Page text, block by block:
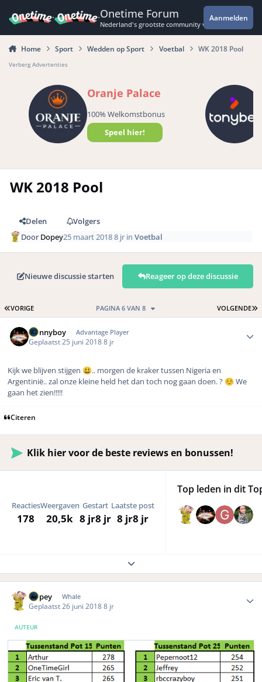
Onetime Forum
Nederland's grootste community voor de
Aanmelden
Home Sport Wedden op Sport Voetbal WK 2018 Pool
Verberg Advertenties
Oranje Palace
100% Welkomstbonus
Speel hier!
WK 2018 Pool
Delen
Volgers
DoorDopey25 maart 20188 jr inVoetbal
Nieuwe discussie starten Reageer op deze discussie
EERSTE PAGINA
VORIGE VOLGENDE
PAGINA 6 VAN 8
Dannyboy Advantage Player
Geplaatst 25 juni 20188 jr
Kijk we blijven stijgen 😃.. morgen de kraker tussen Nigeria en
Argentinië.. zal onze kleine held het dan toch nog gaan doen. ? ☺️ We
gaan het zien!!!!!
Citeren
Klik hier voor de beste reviews en bonussen!
Reacties
178
Weergaven
20,5k
Gestart
8 jr8 jr
Laatste post
8 jr8 jr
Top leden in dit
Expand topic overview
Dopey Whale
Geplaatst 26 juni 20188 jr
AUTEUR